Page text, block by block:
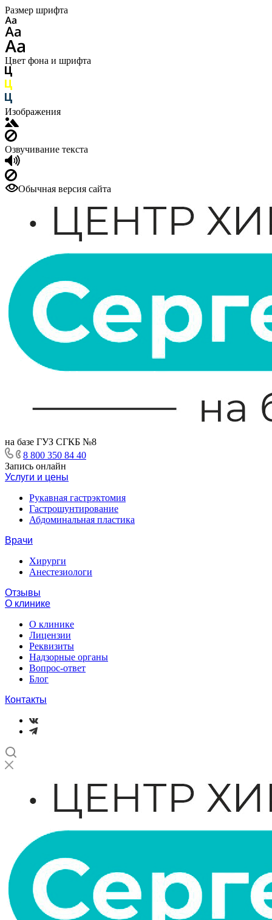
Размер шрифта
Цвет фона и шрифта
Изображения
Озвучивание текста
Обычная версия сайта
на базе ГУЗ СГКБ №8
8 800 350 84 40
Запись онлайн
Услуги и цены
Рукавная гастрэктомия
Гастрошунтирование
Абдоминальная пластика
Врачи
Хирурги
Анестезиологи
Отзывы
О клинике
О клинике
Лицензии
Реквизиты
Надзорные органы
Вопрос-ответ
Блог
Контакты